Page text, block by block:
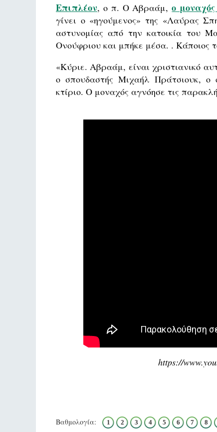
Επιπλέον, ο π. Ο Αβραάμ,ο
γίνει ο «ηγούμενος» της «Λαύρας
αστυνομίας από την κατοικία του
Ονούφριου και μπήκε μέσα. . Κάποιος
«Κύριε. Αβραάμ, είναι χριστιανικό
ο σπουδαστής Μιχαήλ Πράτσιουκ, ο
κτίριο. Ο μοναχός αγνόησε τις
https://
Βαθμολογία: 1 2 3 4 5 6 7 8